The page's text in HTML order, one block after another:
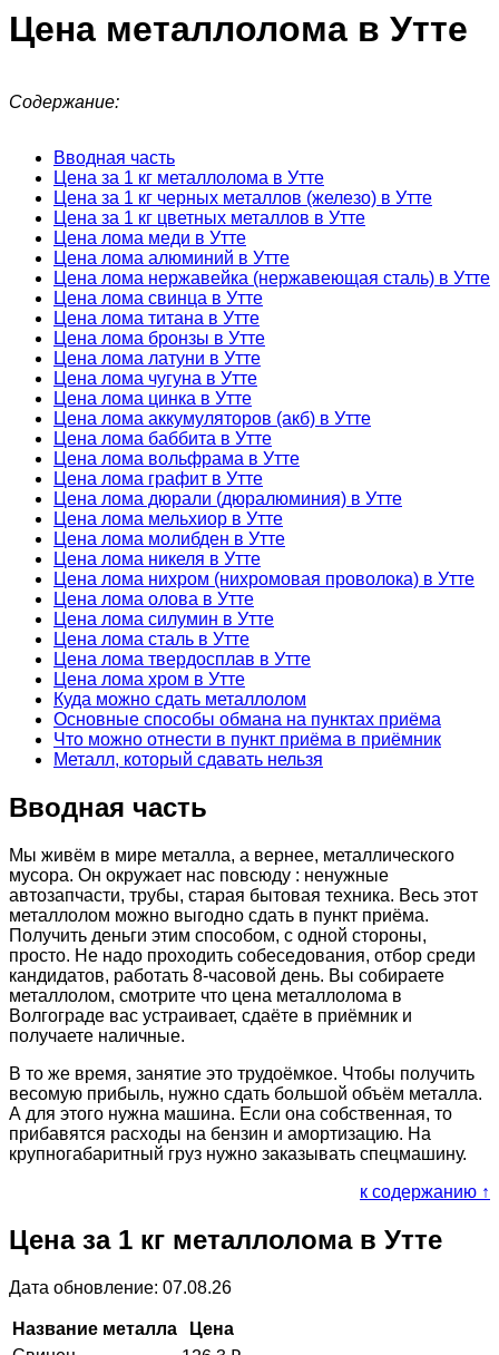
Цена металлолома в Утте
Содержание:
Вводная часть
Цена за 1 кг металлолома в Утте
Цена за 1 кг черных металлов (железо) в Утте
Цена за 1 кг цветных металлов в Утте
Цена лома меди в Утте
Цена лома алюминий в Утте
Цена лома нержавейка (нержавеющая сталь) в Утте
Цена лома свинца в Утте
Цена лома титана в Утте
Цена лома бронзы в Утте
Цена лома латуни в Утте
Цена лома чугуна в Утте
Цена лома цинка в Утте
Цена лома аккумуляторов (акб) в Утте
Цена лома баббита в Утте
Цена лома вольфрама в Утте
Цена лома графит в Утте
Цена лома дюрали (дюралюминия) в Утте
Цена лома мельхиор в Утте
Цена лома молибден в Утте
Цена лома никеля в Утте
Цена лома нихром (нихромовая проволока) в Утте
Цена лома олова в Утте
Цена лома силумин в Утте
Цена лома сталь в Утте
Цена лома твердосплав в Утте
Цена лома хром в Утте
Куда можно сдать металлолом
Основные способы обмана на пунктах приёма
Что можно отнести в пункт приёма в приёмник
Металл, который сдавать нельзя
Вводная часть
Мы живём в мире металла, а вернее, металлического
мусора. Он окружает нас повсюду : ненужные
автозапчасти, трубы, старая бытовая техника. Весь этот
металлолом можно выгодно сдать в пункт приёма.
Получить деньги этим способом, с одной стороны,
просто. Не надо проходить собеседования, отбор среди
кандидатов, работать 8-часовой день. Вы собираете
металлолом, смотрите что цена металлолома в
Волгограде вас устраивает, сдаёте в приёмник и
получаете наличные.
В то же время, занятие это трудоёмкое. Чтобы получить
весомую прибыль, нужно сдать большой объём металла.
А для этого нужна машина. Если она собственная, то
прибавятся расходы на бензин и амортизацию. На
крупногабаритный груз нужно заказывать спецмашину.
к содержанию ↑
Цена за 1 кг металлолома в Утте
Дата обновление: 07.08.26
Название металла
Цена